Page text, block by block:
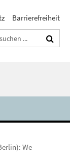
Barrierefreiheit
We